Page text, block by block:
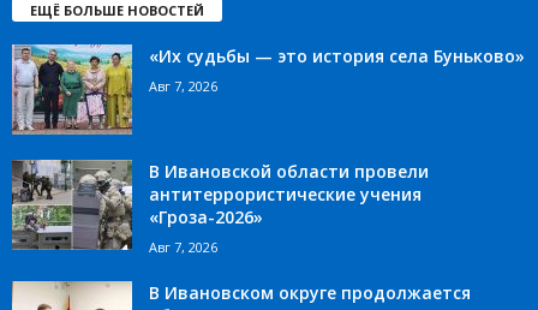
ЕЩЁ БОЛЬШЕ НОВОСТЕЙ
«Их судьбы — это история села Буньково»
Авг 7, 2026
В Ивановской области провели
антитеррористические учения
«Гроза-2026»
Авг 7, 2026
В Ивановском округе продолжается